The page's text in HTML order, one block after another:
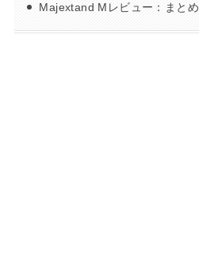
Majextand Mレビュー：まとめ